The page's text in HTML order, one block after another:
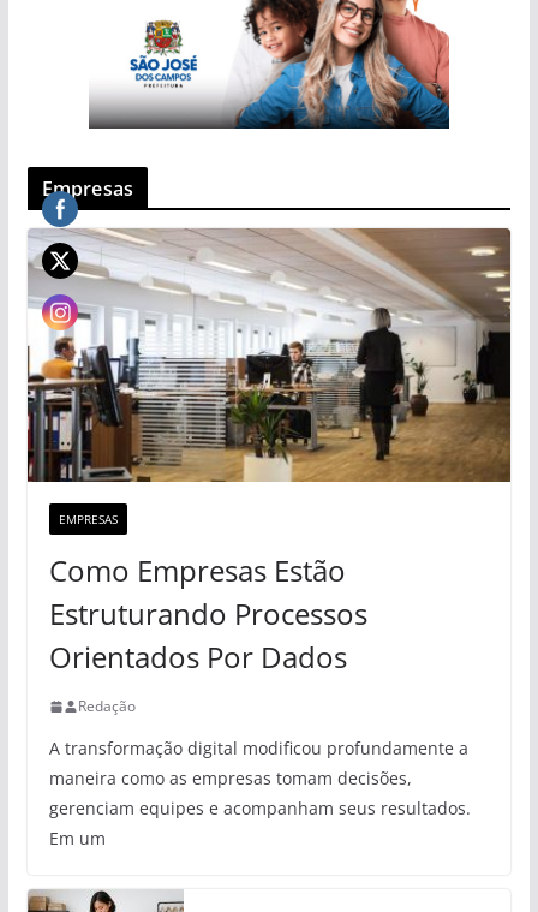
Empresas
EMPRESAS
Como Empresas Estão
Estruturando Processos
Orientados Por Dados
Redação
A transformação digital modificou profundamente a
maneira como as empresas tomam decisões,
gerenciam equipes e acompanham seus resultados.
Em um